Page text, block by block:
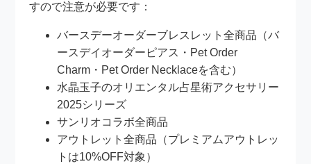
すので注意が必要です：
バースデーオーダーブレスレット全商品（バ
ースデイオーダーピアス・Pet Order
Charm・Pet Order Necklaceを含む）
水晶玉子のオリエンタル占星術アクセサリー
2025シリーズ
サンリオコラボ全商品
アウトレット全商品（プレミアムアウトレッ
トは10%OFF対象）